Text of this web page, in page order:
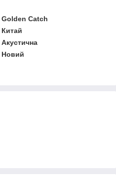
Golden Catch
Китай
Акустична
Новий